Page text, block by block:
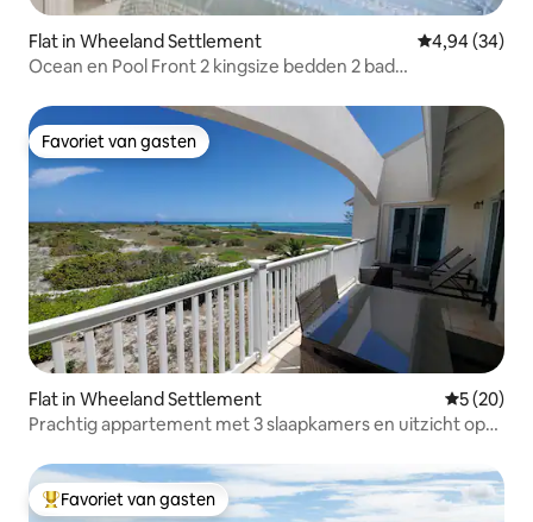
Flat in Wheeland Settlement Gemiddelde
4,94 (34)
Ocean en Pool Front 2 kingsize bedden 2 bad
Favoriet van gasten
Favoriet van gasten
Flat in Wheeland Settlement
5 (20)
Prachtig appartement met 3 slaapkamers en uitzicht op
Topfavoriet van gasten
Favoriet van gasten